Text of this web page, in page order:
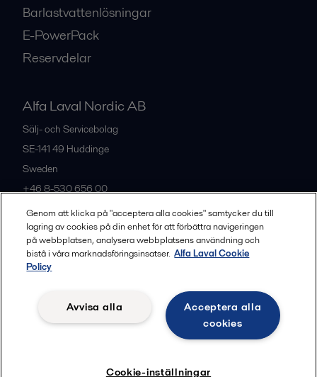
Barlastvattenlösningar
E-PowerPack
Reservdelar
Alfa Laval Nordic AB
Sälj- och Servicebolag
SE-141 49 Huddinge
Sweden
+46 8-530 656 00
Alla kontor och partners
© 2015-2026, ALFA LAVAL
Legal terms and conditions
Community guidelines
Genom att klicka på "acceptera alla cookies" samtycker du till
lagring av cookies på din enhet för att förbättra navigeringen
på webbplatsen, analysera webbplatsens användning och
bistå i våra marknadsföringsinsatser. Alfa Laval Cookie
Policy
Acceptera alla
cookies
Avvisa alla
Cookie-inställningar